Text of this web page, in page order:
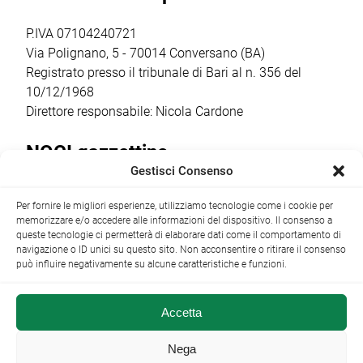
ottenuto un
finanziamento […]Costituente […]
P.IVA 07104240721
Via Polignano, 5 - 70014 Conversano (BA)
Registrato presso il tribunale di Bari al n. 356 del
10/12/1968
Direttore responsabile: Nicola Cardone
NOCI gazzettino
+39 080 4979274|info@nocigazzettino.it Contatti|
Archivio
NOCI gazzettino.it ©2014 •
Gestisci Consenso
Per fornire le migliori esperienze, utilizziamo tecnologie come i cookie per
memorizzare e/o accedere alle informazioni del dispositivo. Il consenso a
queste tecnologie ci permetterà di elaborare dati come il comportamento di
navigazione o ID unici su questo sito. Non acconsentire o ritirare il consenso
può influire negativamente su alcune caratteristiche e funzioni.
Accetta
Nega